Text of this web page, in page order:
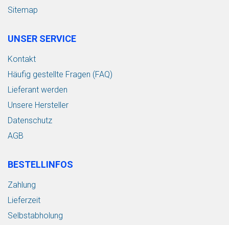
Sitemap
UNSER SERVICE
Kontakt
Häufig gestellte Fragen (FAQ)
Lieferant werden
Unsere Hersteller
Datenschutz
AGB
BESTELLINFOS
Zahlung
Lieferzeit
Selbstabholung